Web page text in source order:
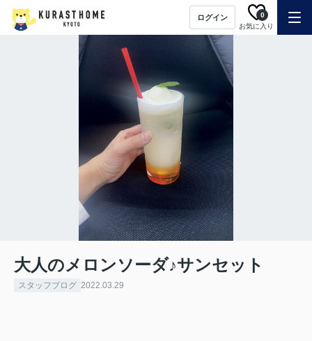
ログイン
お気に入り
0
大人のメロンソーダ♪サンセット
スタッフブログ 2022.03.29